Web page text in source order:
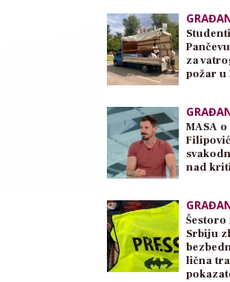
za
požar u
MASA
nad
Srbiju
lična